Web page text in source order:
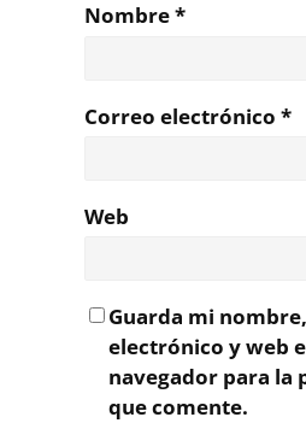
Nombre*
Correo electrónico *
Web
Guarda mi
electrónico y web
navegador para la
que comente.